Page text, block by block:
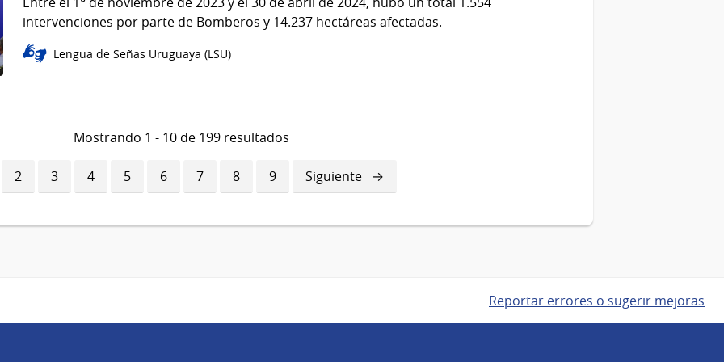
intervenciones por parte de Bomberos y 14.237 hectáreas afectadas.
Lengua de Señas Uruguaya (LSU)
Mostrando 1 - 10 de 199 resultados
Página
2 Página
3 Página
4 Página
5 Página
6 Página
7 Página
8 Página
9
Siguiente
página
Siguiente
Reportar errores o sugerir mejoras